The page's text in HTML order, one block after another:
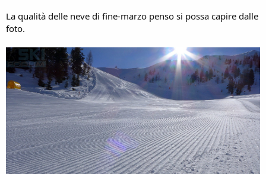
La qualità delle neve di fine-marzo penso si possa capire dalle
foto.